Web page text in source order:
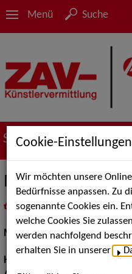
Menü Suche
Suche nach
Mathew Habib
inMeine Merklistelegen
Musical:Sänger
Haarfarbe:
Cookie-Einstellungen
Wir möchten unsere
Bedürfnisse anpassen. Zu
sogenannte Cookies ein.
welche Cookies Sie
werden nachfolgend
erhalten Sie in unserer